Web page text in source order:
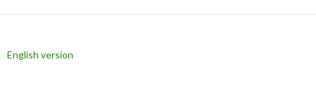
ー
ョ
English version